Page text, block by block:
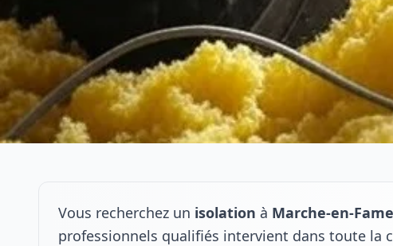
Vous recherchez un isolation à Marche-en-
professionnels qualifiés intervient dans toute la